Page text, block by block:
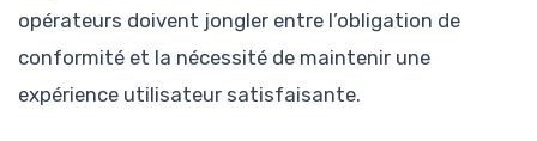
opérateurs doivent jongler entre l’obligation de
conformité et la nécessité de maintenir une
expérience utilisateur satisfaisante.